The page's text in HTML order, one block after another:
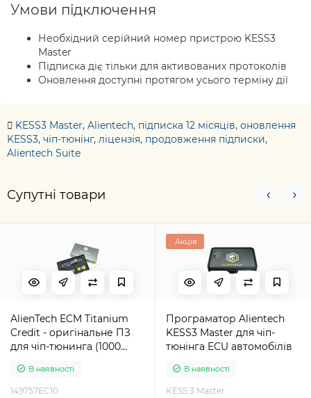
Умови підключення
Необхідний серійний номер пристрою KESS3
Master
Підписка діє тільки для активованих протоколів
Оновлення доступні протягом усього терміну дії
KESS3 Master, Alientech, підписка 12 місяців, оновлення
KESS3, чіп-тюнінг, ліцензія, продовження підписки,
Alientech Suite
Супутні товари
AlienTech ECM Titanium
Credit - оригінальне ПЗ
для чіп-тюнинга (1000
В наявності
149757EC10
Акція
Програматор Alientech
KESS3 Master для чіп-
тюнінга ECU автомобілів
В наявності
KESS 3 Master